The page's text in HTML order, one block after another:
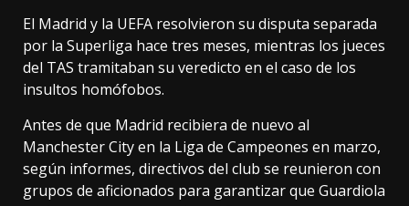
El Madrid y la UEFA resolvieron su disputa separada
por la Superliga hace tres meses, mientras los jueces
del TAS tramitaban su veredicto en el caso de los
insultos homófobos.
Antes de que Madrid recibiera de nuevo al
Manchester City en la Liga de Campeones en marzo,
según informes, directivos del club se reunieron con
grupos de aficionados para garantizar que Guardiola